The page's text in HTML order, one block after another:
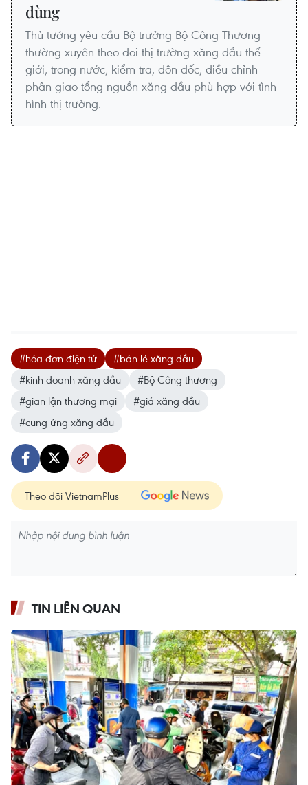
dùng
Thủ tướng yêu cầu Bộ trưởng Bộ Công Thương
thường xuyên theo dõi thị trường xăng dầu thế
giới, trong nước; kiểm tra, đôn đốc, điều chỉnh
phân giao tổng nguồn xăng dầu phù hợp với tình
hình thị trường.
#hóa đơn điện tử
#bán lẻ xăng dầu
#kinh doanh xăng dầu
#Bộ Công thương
#gian lận thương mại
#giá xăng dầu
#cung ứng xăng dầu
Theo dõi VietnamPlus
TIN LIÊN QUAN